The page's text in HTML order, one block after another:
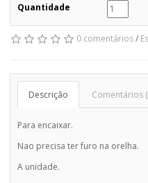
Quantidade
0 comentários/
Descrição Comentários
Para encaixar.
Nao precisa ter furo na orelha.
A unidade.